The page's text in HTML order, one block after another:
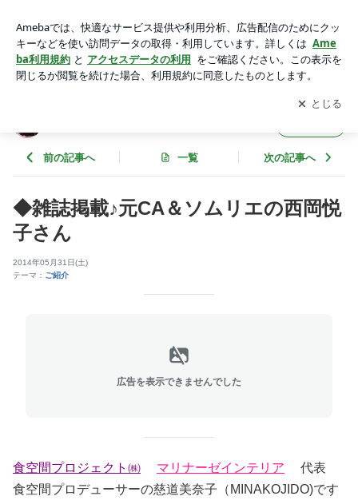
リア＆テーブルコーディネート
アプリをダウンロードして ブログの更新通知
を受け取りまし
ょう。
開く
前の記事へ 一覧 次の記事へ
◆雑誌掲載♪元CA＆ソムリエの西岡悦
子さん
2014年05月31日(土)
テーマ： ご紹介
広告を表示できませんでした
食空間プロジェクト㈱ マリナーゼインテリア
代表
食空間プロデューサーの慈道美奈子（MINAKOJIDO)です